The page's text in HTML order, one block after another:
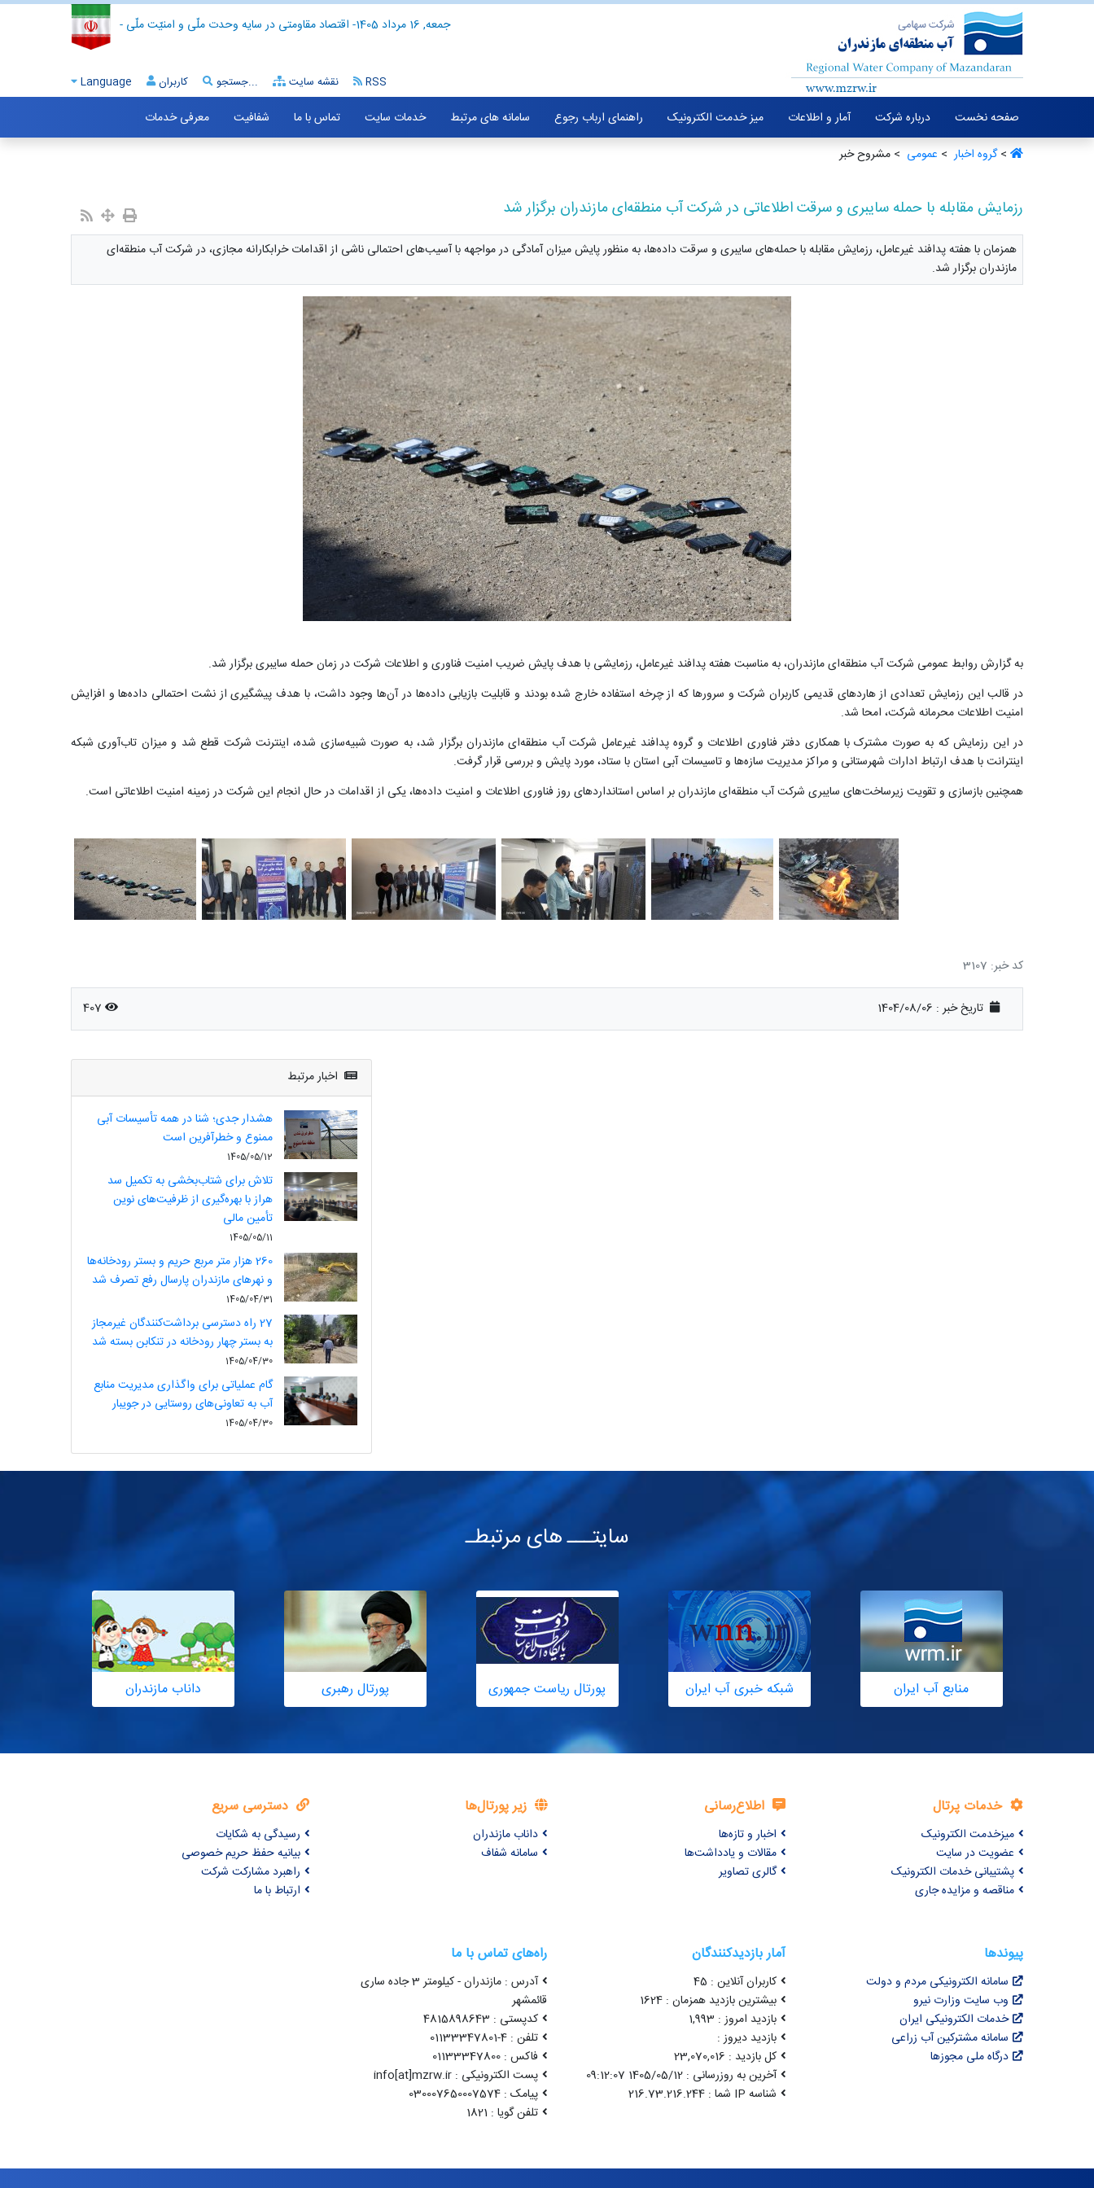
- اقتصاد مقاومتی در سایه وحدت ملّی و امنیّت ملّی - جمعه, 16 مرداد 1405
Language کاربران جستجو... نقشه سایت RSS
صفحه نخست درباره شرکت آمار و اطلاعات میز خدمت الکترونیک راهنمای ارباب رجوع سامانه های مرتبط خدمات سایت تماس با ما شفافیت
معرفی خدمات
>گروه اخبار ‏ > عمومی ‏ > مشروح خبر
رزمایش مقابله با حمله سایبری و سرقت اطلاعاتی در شرکت آب منطقه‌ای مازندران برگزار شد
همزمان با هفته پدافند غیرعامل، رزمایش مقابله با حمله‌های سایبری و سرقت داده‌ها، به منظور پایش میزان آمادگی در مواجهه با آسیب‌های احتمالی ناشی از اقدامات خرابکارانه مجازی، در شرکت آب منطقه‌ای
مازندران برگزار شد.
به گزارش روابط عمومی شرکت آب منطقه‌ای مازندران، به مناسبت هفته پدافند غیرعامل، رزمایشی با هدف پایش ضریب امنیت فناوری و اطلاعات شرکت در زمان حمله سایبری برگزار شد.
در قالب این رزمایش تعدادی از هاردهای قدیمی کاربران شرکت و سرورها که از چرخه استفاده خارج شده بودند و قابلیت بازیابی داده‌ها در آن‌ها وجود داشت، با هدف پیشگیری از نشت احتمالی داده‌ها و افزایش
امنیت اطلاعات محرمانه شرکت، امحا شد.
در این رزمایش که به صورت مشترک با همکاری دفتر فناوری اطلاعات و گروه پدافند غیرعامل شرکت آب منطقه‌ای مازندران برگزار شد، به صورت شبیه‌سازی شده، اینترنت شرکت قطع شد و میزان تاب‌آوری شبکه
اینترانت با هدف ارتباط ادارات شهرستانی و مراکز مدیریت سازه‌ها و تاسیسات آبی استان با ستاد، مورد پایش و بررسی قرار گرفت.
همچنین بازسازی و تقویت زیرساخت‌های سایبری شرکت آب منطقه‌ای مازندران بر اساس استانداردهای روز فناوری اطلاعات و امنیت داده‌ها، یکی از اقدامات در حال انجام این شرکت در زمینه امنیت اطلاعاتی است.
کد خبر: 3107
تاریخ خبر : 1404/08/06 407
اخبار مرتبط
هشدار جدی؛ شنا در همه تأسیسات آبی
ممنوع و خطرآفرین است
1405/05/12
تلاش برای شتاب‌بخشی به تکمیل سد
هراز با بهره‌گیری از ظرفیت‌های نوین
تأمین مالی
1405/05/11
260 هزار متر مربع حریم و بستر رودخانه‌ها
و نهرهای مازندران پارسال رفع تصرف شد
1405/04/31
27 راه دسترسی برداشت‌کنندگان غیرمجاز
به بستر چهار رودخانه در تنکابن بسته شد
1405/04/30
گام عملیاتی برای واگذاری مدیریت منابع
آب به تعاونی‌های روستایی در جویبار
1405/04/30
سایتـــ های مرتبطـ
منابع آب ایران شبکه خبری آب ایران پورتال ریاست جمهوری پورتال رهبری داناب مازندران
خدمات پرتال
میزخدمت الکترونیک
عضویت در سایت
پشتیبانی خدمات الکترونیک
مناقصه و مزایده جاری
اطلاع‌رسانی
اخبار و تازه‌ها
مقالات و یادداشت‌ها
گالری تصاویر
زیر پورتال‌ها
داناب مازندران
سامانه شفاف
دسترسی سریع
رسیدگی به شکایات
بیانیه حفظ حریم خصوصی
راهبرد مشارکت شرکت
ارتباط با ما
پیوندها
سامانه الکترونیکی مردم و دولت
وب سایت وزارت نیرو
خدمات الکترونیکی ایران
سامانه مشترکین آب زراعی
درگاه ملی مجوزها
آمار بازدیدکنندگان
کاربران آنلاین : 45
بیشترین بازدید همزمان : 1624
بازدید امروز : 1,993
بازدید دیروز :
کل بازدید : 23,070,016
آخرین به روزرسانی : 1405/05/12 09:12:07
شناسه IP شما : 216.73.216.244
راه‌های تماس با ما
آدرس : مازندران - کیلومتر 3 جاده ساری
قائمشهر
کدپستی : 4815898643
تلفن : 4-01133347801
فاکس : 01133347800
پست الکترونیکی : info[at]mzrw.ir
پیامک : 030007650007574
تلفن گویا : 1821